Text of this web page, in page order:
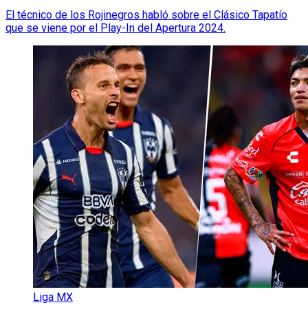
El técnico de los Rojinegros habló sobre el Clásico Tapatío
que se viene por el Play-In del Apertura 2024.
Liga MX